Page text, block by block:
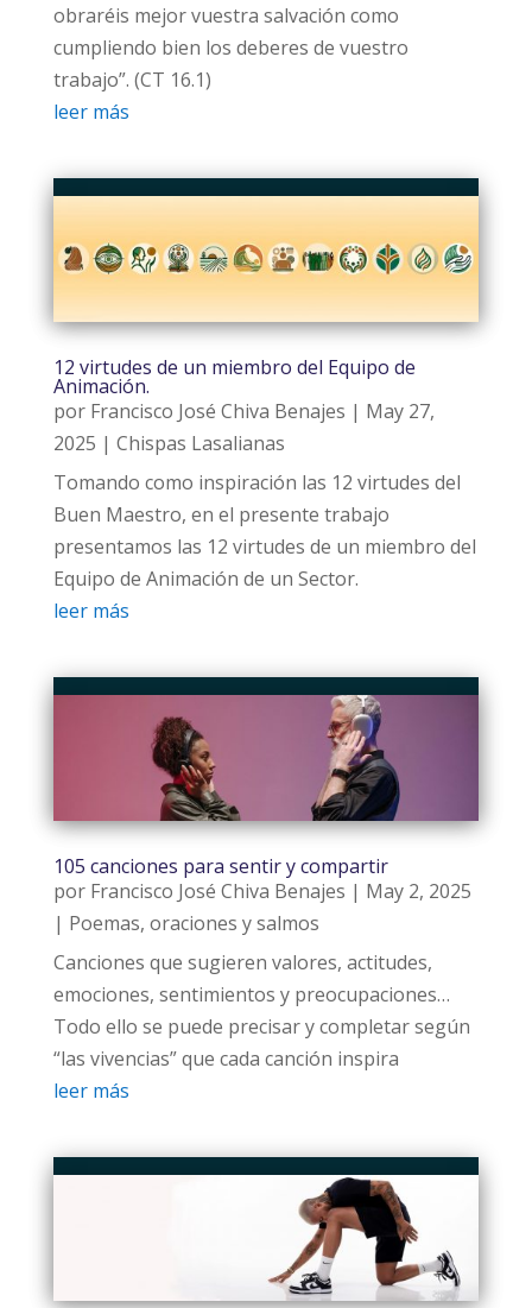
obraréis mejor vuestra salvación como
cumpliendo bien los deberes de vuestro
trabajo”. (CT 16.1)
leer más
12 virtudes de un miembro del Equipo de
Animación.
por Francisco José Chiva Benajes | May 27,
2025 | Chispas Lasalianas
Tomando como inspiración las 12 virtudes del
Buen Maestro, en el presente trabajo
presentamos las 12 virtudes de un miembro del
Equipo de Animación de un Sector.
leer más
105 canciones para sentir y compartir
por Francisco José Chiva Benajes | May 2, 2025
| Poemas, oraciones y salmos
Canciones que sugieren valores, actitudes,
emociones, sentimientos y preocupaciones…
Todo ello se puede precisar y completar según
“las vivencias” que cada canción inspira
leer más